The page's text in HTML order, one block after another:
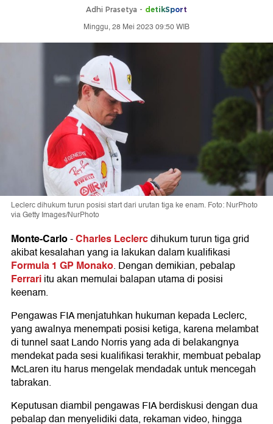
Adhi Prasetya - detikSport
Minggu, 28 Mei 2023 09:50 WIB
Leclerc dihukum turun posisi start dari urutan tiga ke enam. Foto: NurPhoto
via Getty Images/NurPhoto
Monte-Carlo-Charles Leclercdihukum turun tiga grid
akibat kesalahan yang ia lakukan dalam kualifikasi
Formula 1 GP Monako. Dengan demikian, pebalap
Ferrariitu akan memulai balapan utama di posisi
keenam.
Pengawas FIA menjatuhkan hukuman kepada Leclerc,
yang awalnya menempati posisi ketiga, karena melambat
di tunnel saat Lando Norris yang ada di belakangnya
mendekat pada sesi kualifikasi terakhir, membuat pebalap
McLaren itu harus mengelak mendadak untuk mencegah
tabrakan.
Keputusan diambil pengawas FIA berdiskusi dengan dua
pebalap dan menyelidiki data, rekaman video, hingga